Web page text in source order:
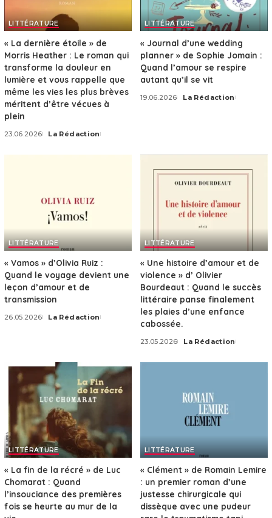
LITTÉRATURE
« La dernière étoile » de
Morris Heather : Le roman qui
transforme la douleur en
lumière et vous rappelle que
même les vies les plus brèves
méritent d’être vécues à
plein
23.06.2026
Posted
La Rédaction
LITTÉRATURE
« Journal d’une wedding
planner » de Sophie Jomain :
Quand l’amour se respire
autant qu’il se vit
19.06.2026
Posted
La Rédaction
LITTÉRATURE
« Vamos » d’Olivia Ruiz :
Quand le voyage devient une
leçon d’amour et de
transmission
26.05.2026
Posted
La Rédaction
LITTÉRATURE
« Une histoire d’amour et de
violence » d’ Olivier
Bourdeaut : Quand le succès
littéraire panse finalement
les plaies d’une enfance
cabossée.
23.05.2026
Posted
La Rédaction
LITTÉRATURE
« La fin de la récré » de Luc
Chomarat : Quand
l’insouciance des premières
fois se heurte au mur de la
LITTÉRATURE
« Clément » de Romain Lemire
: un premier roman d’une
justesse chirurgicale qui
dissèque avec une pudeur